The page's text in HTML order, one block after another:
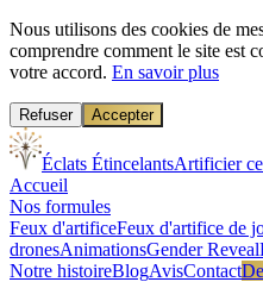
Nous utilisons des cookies de
comprendre comment le site est
votre accord. En savoir plus
Refuser Accepter
Éclats ÉtincelantsArtificier
Accueil
Nos formules
Feux d'artificeFeux d'artifice de
dronesAnimationsGender Reveal
Notre histoireBlogAvisContact